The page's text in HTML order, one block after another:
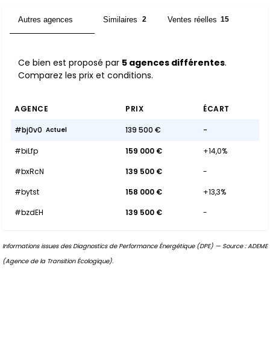
Autres agences Similaires 2 Ventes réelles 15
Ce bien est proposé par 5 agences différentes.
Comparez les prix et conditions.
AGENCE PRIX ÉCART
#bj0v0 Actuel 139 500 € -
#biLfp 159 000 €
+14,0%
#bxRcN
139 500 €
-
#bytst
158 000 €
+13,3%
#bzdEH
139 500 € -
Informations issues des Diagnostics de Performance Énergétique (DPE) — Source : ADEME
(Agence de la Transition Écologique).